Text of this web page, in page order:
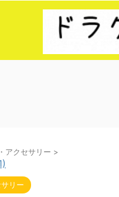
アクセサリー >
リー